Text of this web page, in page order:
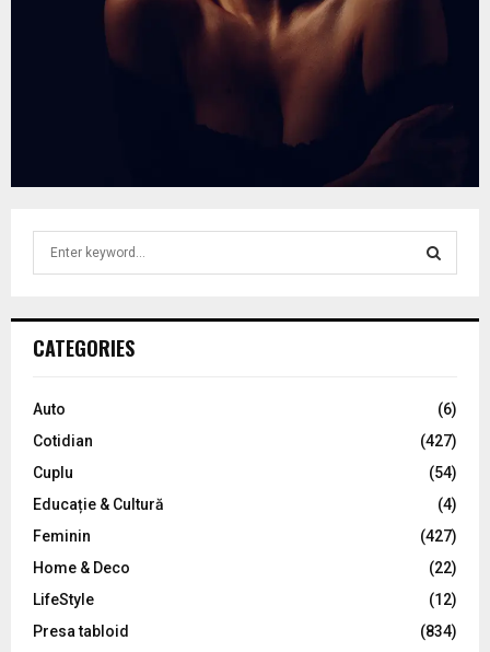
h
o
:
C
CATEGORIES
Auto
(6)
Cotidian
(427)
Cuplu
(54)
Educație & Cultură
(4)
Feminin
(427)
Home & Deco
(22)
LifeStyle
(12)
Presa tabloid
(834)